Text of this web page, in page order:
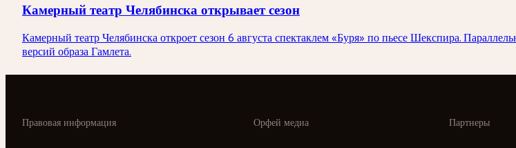
Камерный театр Челябинска открывает сезон
Камерный театр Челябинска откроет сезон 6 августа спектаклем «Буря» по пьесе Шекспира.
версий образа Гамлета.
Орфей медиа Партнеры
Правовая информация